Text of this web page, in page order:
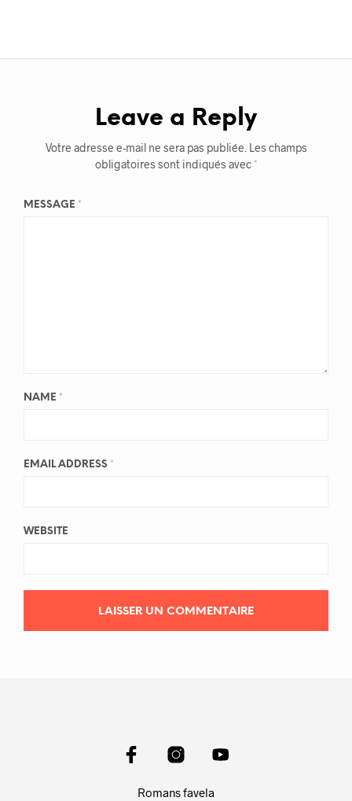
Leave a Reply
Votre adresse e-mail ne sera pas publiée. Les champs
obligatoires sont indiqués avec *
MESSAGE *
NAME *
EMAIL ADDRESS *
WEBSITE
Romans favela